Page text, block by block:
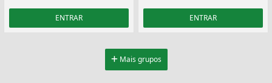
ENTRAR ENTRAR
Mais grupos